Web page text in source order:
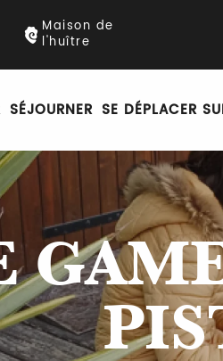
Maison de
l'huître
SÉJOURNER SE DÉPLACER